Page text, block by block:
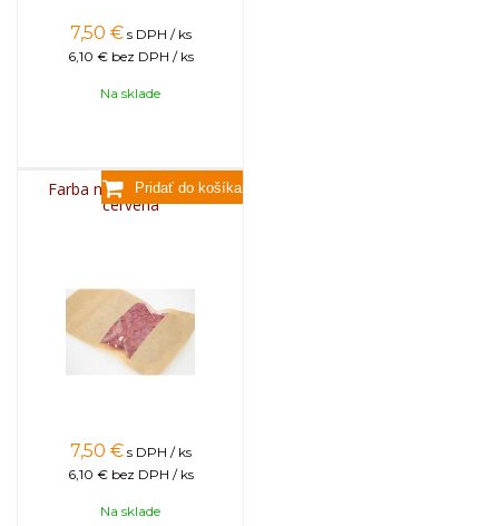
7,50 € s DPH / ks
6,10 € bez DPH / ks
Na sklade
Farba na sviečky, 25g -
červená
7,50 € s DPH / ks
6,10 € bez DPH / ks
Na sklade